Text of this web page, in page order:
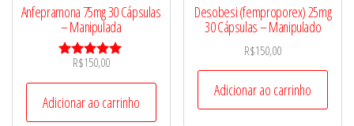
Anfepramona 75mg 30 Cápsulas
– Manipulada
Avaliação
R$150,00
Adicionar ao carrinho
Desobesi (femproporex) 25mg
30 Cápsulas – Manipulado
R$150,00
Adicionar ao carrinho